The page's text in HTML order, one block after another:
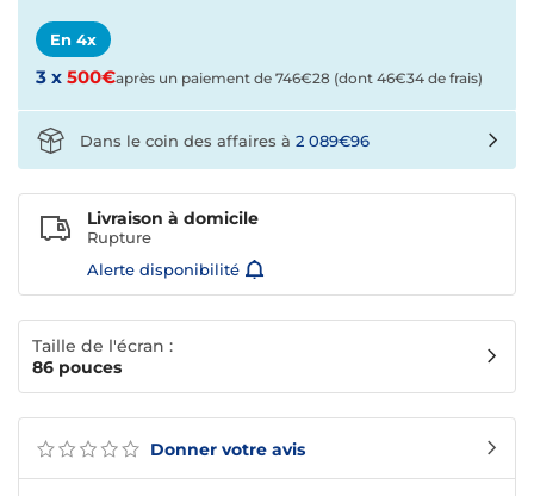
Donner votre avis
En 4x
3 x 500€après un paiement de 746€28 (dont 46€34 de frais)
Livraison à domicile
Rupture
Alerte disponibilité
Dans le coin des affaires à 2 089€96
Taille de l'écran :
86 pouces